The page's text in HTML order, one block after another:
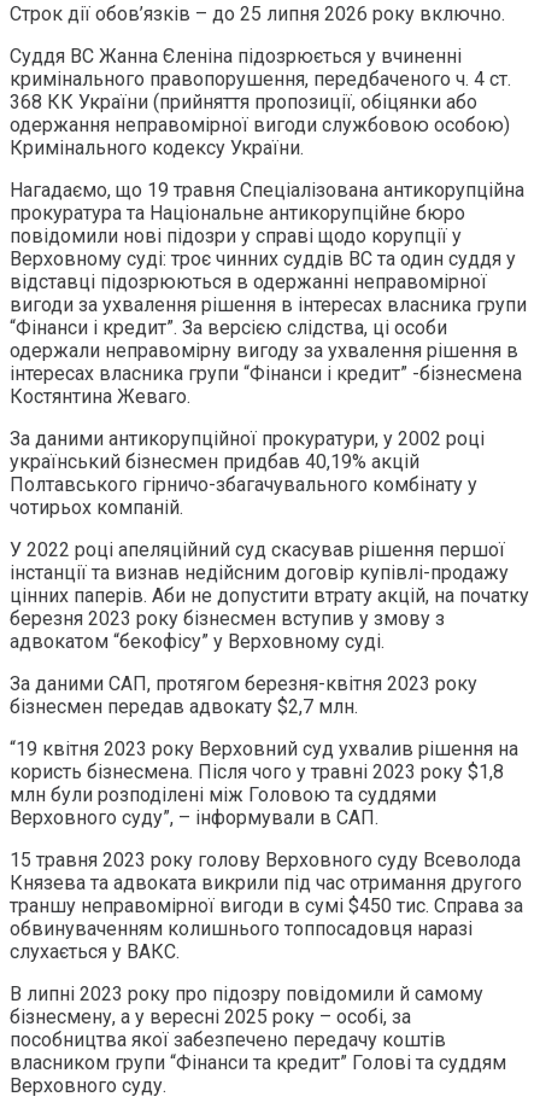
Строк дії обов’язків – до 25 липня 2026 року включно.
Суддя ВС Жанна Єленіна підозрюється у вчиненні
кримінального правопорушення, передбаченого ч. 4 ст.
368 КК України (прийняття пропозиції, обіцянки або
одержання неправомірної вигоди службовою особою)
Кримінального кодексу України.
Нагадаємо, що 19 травня Спеціалізована антикорупційна
прокуратура та Національне антикорупційне бюро
повідомили нові підозри у справі щодо корупції у
Верховному суді: троє чинних суддів ВС та один суддя у
відставці підозрюються в одержанні неправомірної
вигоди за ухвалення рішення в інтересах власника групи
“Фінанси і кредит”. За версією слідства, ці особи
одержали неправомірну вигоду за ухвалення рішення в
інтересах власника групи “Фінанси і кредит” -бізнесмена
Костянтина Жеваго.
За даними антикорупційної прокуратури, у 2002 році
український бізнесмен придбав 40,19% акцій
Полтавського гірничо-збагачувального комбінату у
чотирьох компаній.
У 2022 році апеляційний суд скасував рішення першої
інстанції та визнав недійсним договір купівлі-продажу
цінних паперів. Аби не допустити втрату акцій, на початку
березня 2023 року бізнесмен вступив у змову з
адвокатом “бекофісу” у Верховному суді.
За даними САП, протягом березня-квітня 2023 року
бізнесмен передав адвокату $2,7 млн.
“19 квітня 2023 року Верховний суд ухвалив рішення на
користь бізнесмена. Після чого у травні 2023 року $1,8
млн були розподілені між Головою та суддями
Верховного суду”, – інформували в САП.
15 травня 2023 року голову Верховного суду Всеволода
Князева та адвоката викрили під час отримання другого
траншу неправомірної вигоди в сумі $450 тис. Справа за
обвинуваченням колишнього топпосадовця наразі
слухається у ВАКС.
В липні 2023 року про підозру повідомили й самому
бізнесмену, а у вересні 2025 року – особі, за
пособництва якої забезпечено передачу коштів
власником групи “Фінанси та кредит” Голові та суддям
Верховного суду.